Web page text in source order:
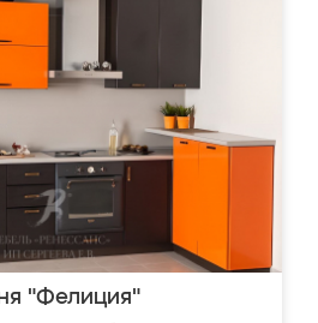
"Фелиция"